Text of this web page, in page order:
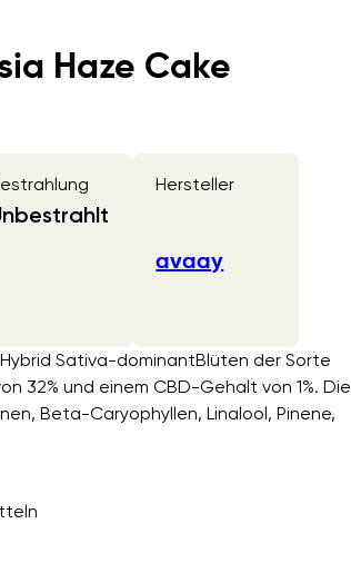
Haze Cake
Hersteller
avaay
Sativa-dominantBlüten der Sorte
32% und einem CBD-Gehalt von 1%. Die
Beta-Caryophyllen, Linalool, Pinene,